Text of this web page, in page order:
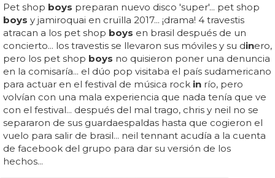
Pet shop boys preparan nuevo disco 'super'... pet shop
boys y jamiroquai en cruïlla 2017... ¡drama! 4 travestis
atracan a los pet shop boys en brasil después de un
concierto... los travestis se llevaron sus móviles y su dinero,
pero los pet shop boys no quisieron poner una denuncia
en la comisaría... el dúo pop visitaba el país sudamericano
para actuar en el festival de música rock in río, pero
volvían con una mala experiencia que nada tenía que ve
con el festival... después del mal trago, chris y neil no se
separaron de sus guardaespaldas hasta que cogieron el
vuelo para salir de brasil... neil tennant acudía a la cuenta
de facebook del grupo para dar su versión de los
hechos...